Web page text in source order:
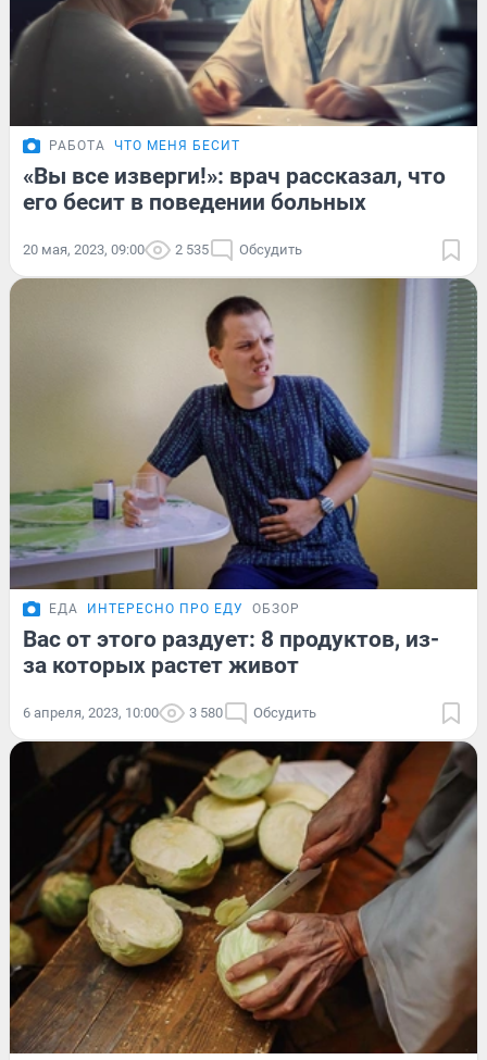
РАБОТА ЧТО МЕНЯ БЕСИТ
«Вы все изверги!»: врач рассказал, что
его бесит в поведении больных
20 мая, 2023, 09:00 2 535 Обсудить
ЕДА ИНТЕРЕСНО ПРО ЕДУ ОБЗОР
Вас от этого раздует: 8 продуктов, из-
за которых растет живот
6 апреля, 2023, 10:00 3 580 Обсудить